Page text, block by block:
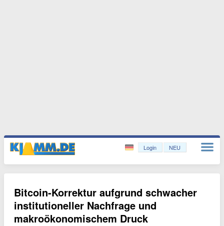
Login NEU
Bitcoin-Korrektur aufgrund schwacher
institutioneller Nachfrage und
makroökonomischem Druck